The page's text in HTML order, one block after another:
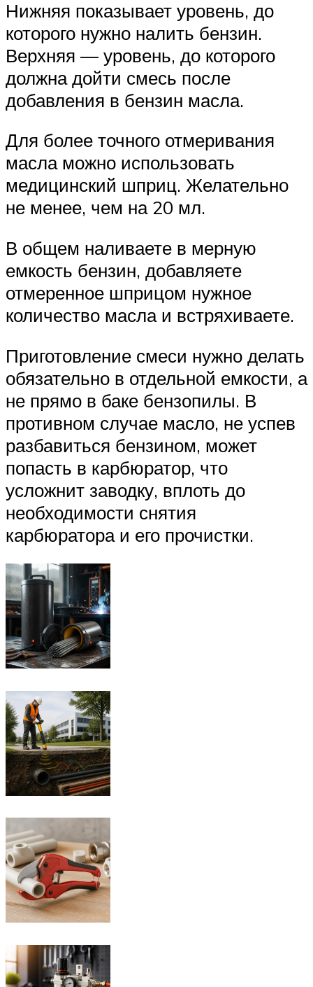
Нижняя показывает уровень, до
которого нужно налить бензин.
Верхняя — уровень, до которого
должна дойти смесь после
добавления в бензин масла.
Для более точного отмеривания
масла можно использовать
медицинский шприц. Желательно
не менее, чем на 20 мл.
В общем наливаете в мерную
емкость бензин, добавляете
отмеренное шприцом нужное
количество масла и встряхиваете.
Приготовление смеси нужно делать
обязательно в отдельной емкости, а
не прямо в баке бензопилы. В
противном случае масло, не успев
разбавиться бензином, может
попасть в карбюратор, что
усложнит заводку, вплоть до
необходимости снятия
карбюратора и его прочистки.